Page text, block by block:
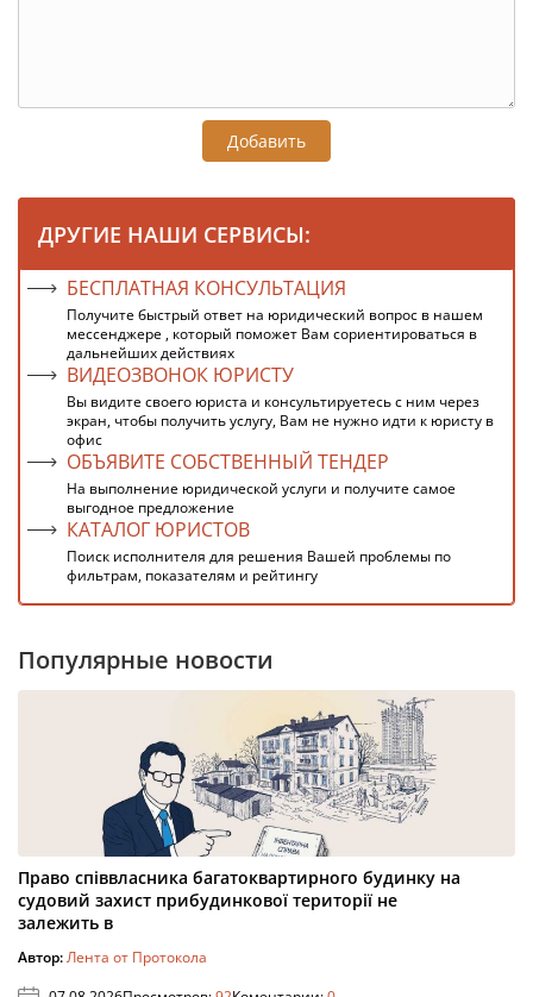
Добавить
ДРУГИЕ НАШИ СЕРВИСЫ:
БЕСПЛАТНАЯ КОНСУЛЬТАЦИЯ
Получите быстрый ответ на юридический вопрос в нашем
мессенджере , который поможет Вам сориентироваться в
дальнейших действиях
ВИДЕОЗВОНОК ЮРИСТУ
Вы видите своего юриста и консультируетесь с ним через
экран, чтобы получить услугу, Вам не нужно идти к юристу в
офис
ОБЪЯВИТЕ СОБСТВЕННЫЙ ТЕНДЕР
На выполнение юридической услуги и получите самое
выгодное предложение
КАТАЛОГ ЮРИСТОВ
Поиск исполнителя для решения Вашей проблемы по
фильтрам, показателям и рейтингу
Популярные новости
Право співвласника багатоквартирного будинку на
судовий захист прибудинкової території не
залежить в
Автор:Лента от Протокола